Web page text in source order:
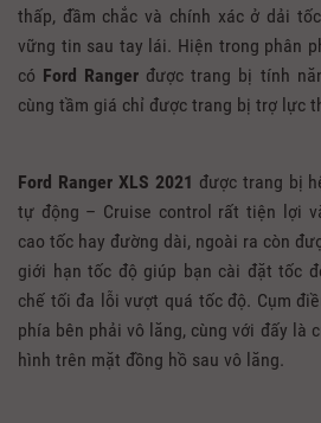
thấp, đầm chắc và chính xác ở dải
vững tin sau tay lái. Hiện trong phân
có Ford Ranger được trang bị tính
cùng tầm giá chỉ được trang bị trợ lực
Ford Ranger XLS 2021 được trang bị
tự động – Cruise control rất tiện lợi
cao tốc hay đường dài, ngoài ra còn
giới hạn tốc độ giúp bạn cài đặt tốc
chế tối đa lỗi vượt quá tốc độ. Cụm
phía bên phải vô lăng, cùng với đấy là
hình trên mặt đồng hồ sau vô lăng.